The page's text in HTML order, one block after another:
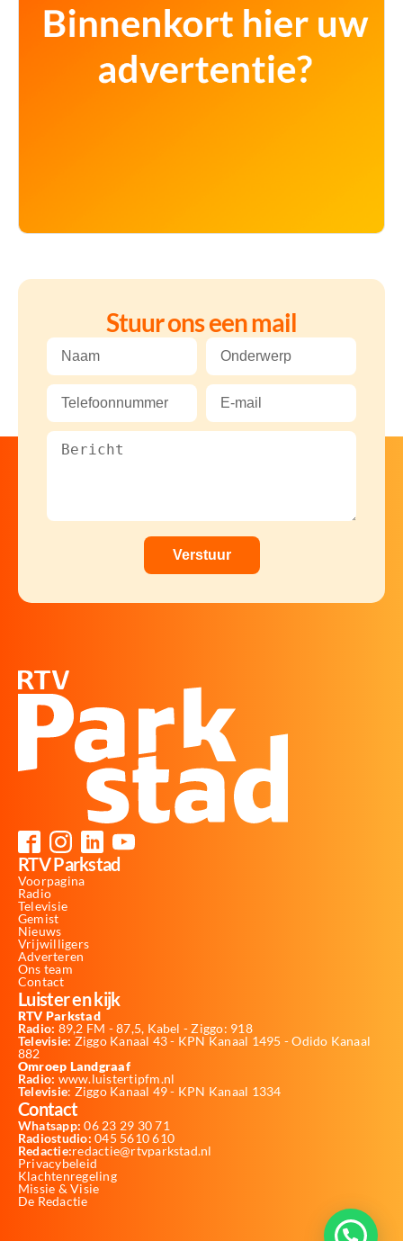
Stuur ons een mail
RTV Parkstad
Voorpagina
Radio
Televisie
Gemist
Nieuws
Vrijwilligers
Adverteren
Ons team
Contact
Luister en kijk
RTV Parkstad
Radio: 89,2 FM - 87,5, Kabel - Ziggo: 918
Televisie: Ziggo Kanaal 43 - KPN Kanaal 1495 - Odido Kanaal
882
Omroep Landgraaf
Radio: www.luistertipfm.nl
Televisie: Ziggo Kanaal 49 - KPN Kanaal 1334
Contact
Whatsapp: 06 23 29 30 71
Radiostudio: 045 5610 610
Redactie:redactie@rtvparkstad.nl
Privacybeleid
Klachtenregeling
Missie & Visie
De Redactie